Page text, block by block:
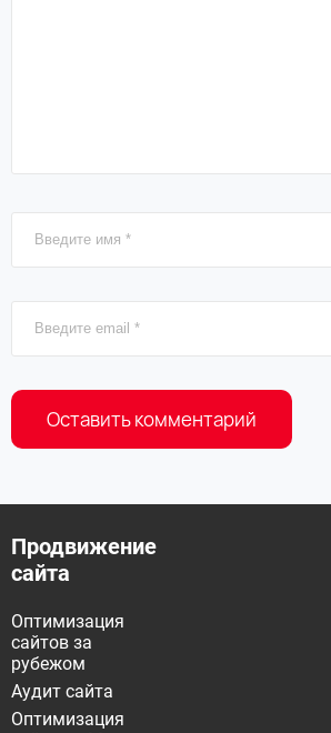
Продвижение
сайта
Оптимизация
сайтов за
рубежом
Аудит сайта
Оптимизация